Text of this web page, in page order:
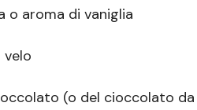
o aroma di vaniglia
(o del cioccolato